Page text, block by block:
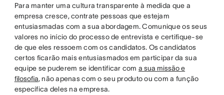
Para manter uma cultura transparente à medida que a
empresa cresce, contrate pessoas que estejam
entusiasmadas com a sua abordagem. Comunique os seus
valores no início do processo de entrevista e certifique-se
de que eles ressoem com os candidatos. Os candidatos
certos ficarão mais entusiasmados em participar da sua
equipe se puderem se identificar coma sua missão e
filosofia, não apenas com o seu produto ou com a função
específica deles na empresa.